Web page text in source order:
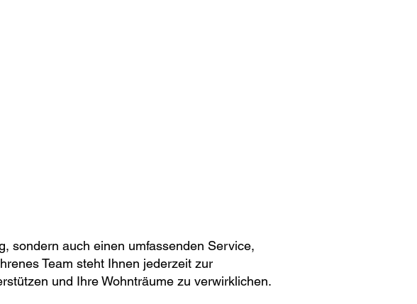
sondern auch einen umfassenden Service,
Team steht Ihnen jederzeit zur
und Ihre Wohnträume zu verwirklichen.